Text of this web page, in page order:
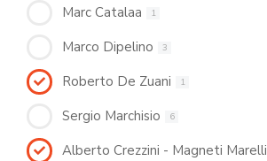
Marc Catalaa 1
Marco Dipelino 3
Roberto De Zuani 1
Sergio Marchisio 6
Alberto Crezzini - Magneti Marelli